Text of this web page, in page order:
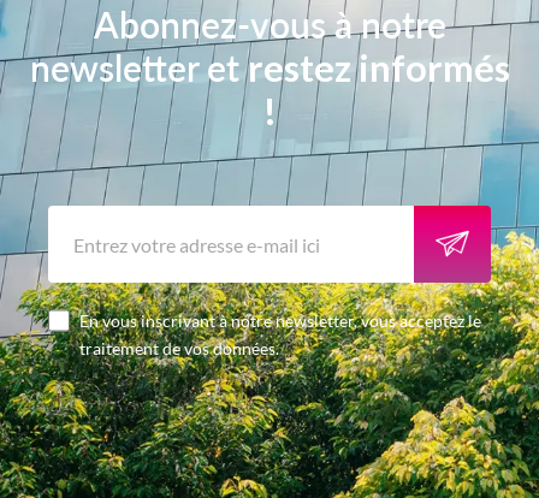
Abonnez-vous à notre
newsletter etrestez informés
!
En vous inscrivant à notre newsletter, vous acceptez le
traitement de vos données.